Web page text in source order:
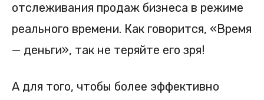
отслеживания продаж бизнеса в режиме
реального времени. Как говорится, «Время
— деньги», так не теряйте его зря!
А для того, чтобы более эффективно